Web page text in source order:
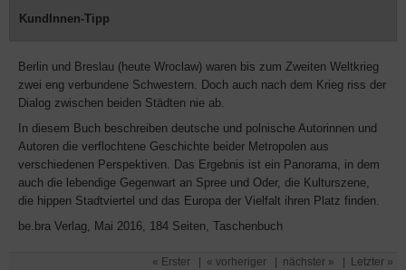
KundInnen-Tipp
Berlin und Breslau (heute Wroclaw) waren bis zum Zweiten Weltkrieg
zwei eng verbundene Schwestern. Doch auch nach dem Krieg riss der
Dialog zwischen beiden Städten nie ab.
In diesem Buch beschreiben deutsche und polnische Autorinnen und
Autoren die verflochtene Geschichte beider Metropolen aus
verschiedenen Perspektiven. Das Ergebnis ist ein Panorama, in dem
auch die lebendige Gegenwart an Spree und Oder, die Kulturszene,
die hippen Stadtviertel und das Europa der Vielfalt ihren Platz finden.
be.bra Verlag, Mai 2016, 184 Seiten, Taschenbuch
« Erster « vorheriger nächster » Letzter »